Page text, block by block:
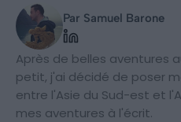
Par Samuel Barone
Après de belles aventures
petit, j'ai décidé de poser
entre l'Asie du Sud-est et
mes aventures à l'écrit.